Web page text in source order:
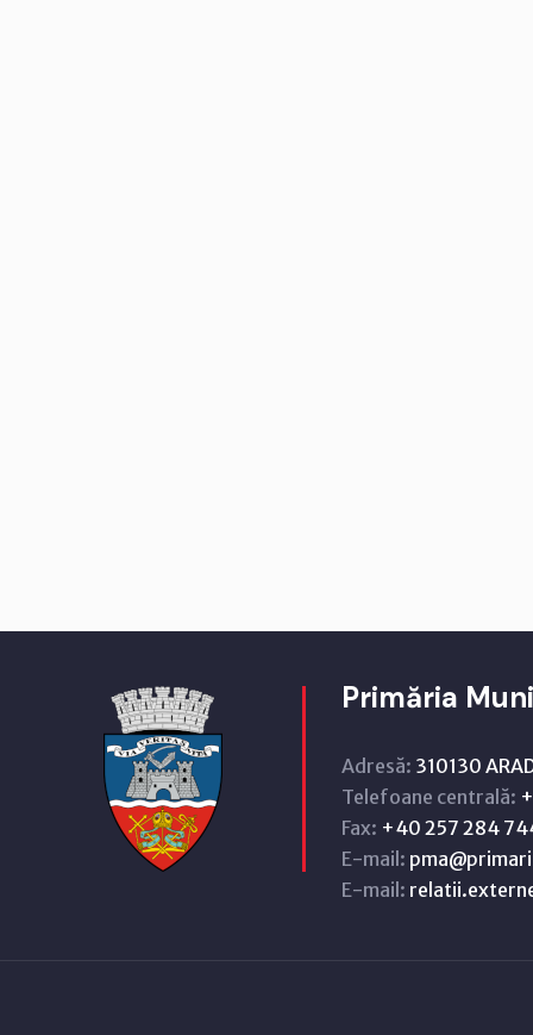
Primăria
Adresă: 310130
Telefoane centrală:
Fax: +40 257 284
E-mail:
E-mail: